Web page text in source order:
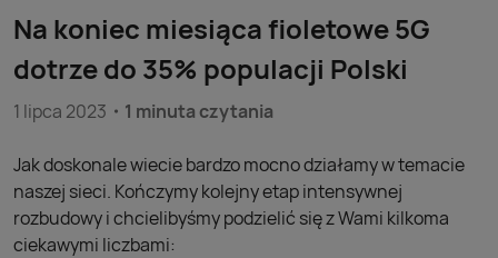
Na koniec miesiąca fioletowe 5G
dotrze do 35% populacji Polski
1 lipca 2023 1 minuta czytania
Jak doskonale wiecie bardzo mocno działamy w temacie
naszej sieci. Kończymy kolejny etap intensywnej
rozbudowy i chcielibyśmy podzielić się z Wami kilkoma
ciekawymi liczbami: